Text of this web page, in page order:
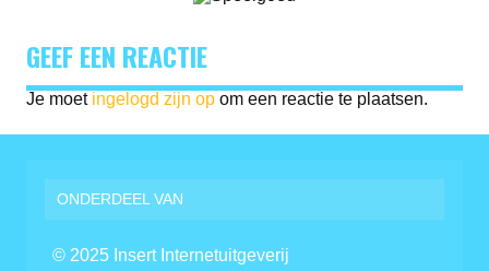
GEEF EEN REACTIE
Je moet ingelogd zijn op om een reactie te plaatsen.
ONDERDEEL VAN
© 2025 Insert Internetuitgeverij